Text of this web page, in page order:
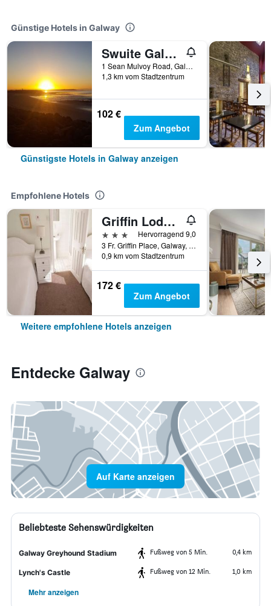
Günstige Hotels in Galway
Swuite Galway
1 Sean Mulvoy Road, Galway, Irland
1,3 km vom Stadtzentrum
102 €
Zum Angebot
Günstigste Hotels in Galway anzeigen
Empfohlene Hotels
Griffin Lodge Guesthouse
3 Sterne
Hervorragend 9,0
3 Fr. Griffin Place, Galway, Irland
0,9 km vom Stadtzentrum
172 €
Zum Angebot
Weitere empfohlene Hotels anzeigen
Entdecke Galway
Auf Karte anzeigen
Beliebteste Sehenswürdigkeiten
Galway Greyhound Stadium Fußweg von 5 Min. 0,4 km
Lynch's Castle Fußweg von 12 Min. 1,0 km
Mehr anzeigen